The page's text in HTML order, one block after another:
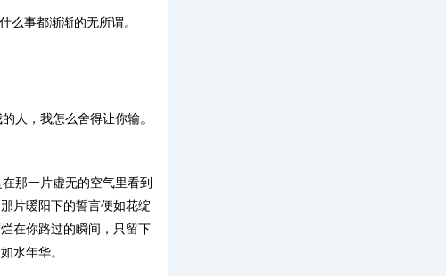
么事都渐渐的无所谓。
人，我怎么舍得让你输。
那一片虚无的空气里看到
片暖阳下的誓言便如花绽
在你路过的瞬间，只留下
水年华。